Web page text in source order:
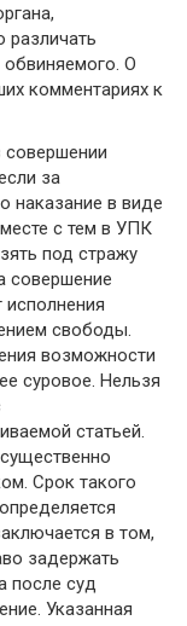
различать
О
комментариях к
за
наказание в виде
с тем в УПК
под стражу
совершение
исполнения
свободы.
возможности
суровое. Нельзя
статьей.
Срок такого
в том,
задержать
после суд
Указанная